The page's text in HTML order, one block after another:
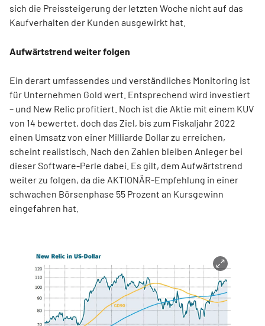
sich die Preissteigerung der letzten Woche nicht auf das
Kaufverhalten der Kunden ausgewirkt hat.
Aufwärtstrend weiter folgen
Ein derart umfassendes und verständliches Monitoring ist
für Unternehmen Gold wert. Entsprechend wird investiert
– und New Relic profitiert. Noch ist die Aktie mit einem KUV
von 14 bewertet, doch das Ziel, bis zum Fiskaljahr 2022
einen Umsatz von einer Milliarde Dollar zu erreichen,
scheint realistisch. Nach den Zahlen bleiben Anleger bei
dieser Software-Perle dabei. Es gilt, dem Aufwärtstrend
weiter zu folgen, da die AKTIONÄR-Empfehlung in einer
schwachen Börsenphase 55 Prozent an Kursgewinn
eingefahren hat.